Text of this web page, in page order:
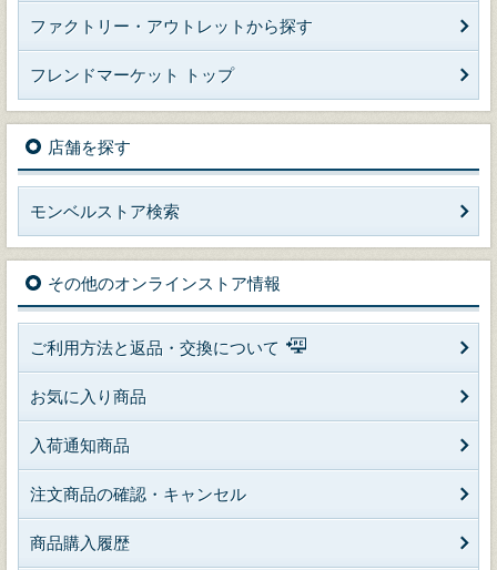
ファクトリー・アウトレットから探す
フレンドマーケット トップ
店舗を探す
モンベルストア検索
その他のオンラインストア情報
ご利用方法と返品・交換について
お気に入り商品
入荷通知商品
注文商品の確認・キャンセル
商品購入履歴